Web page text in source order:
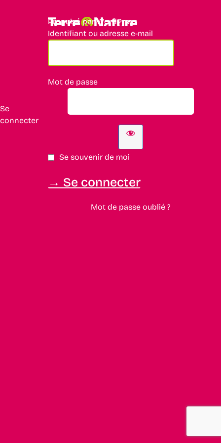
Se
connecter
Propulsé par WordPress
Identifiant ou adresse e-mail
Mot de passe
Se souvenir de moi
Mot de passe oublié ?